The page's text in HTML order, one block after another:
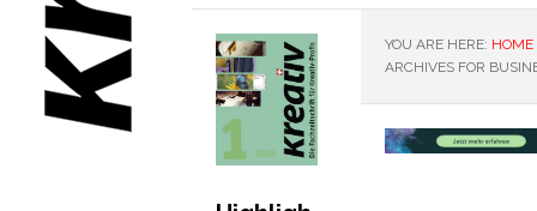
YOU ARE HERE: HOME
ARCHIVES FOR